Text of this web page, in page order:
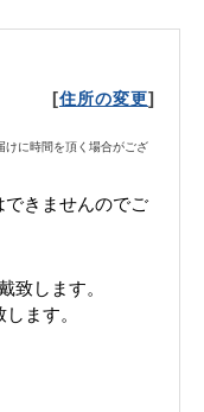
[住所の変更]
けに時間を頂く場合がござ
きませんのでご
致します。
ます。